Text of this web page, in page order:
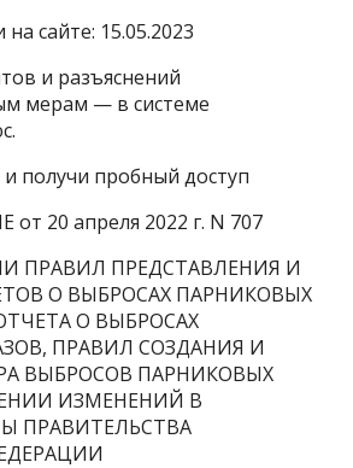
сайте: 15.05.2023
и разъяснений
мерам — в системе
и получи пробный доступ
20 апреля 2022 г. N 707
ПРАВИЛ ПРЕДСТАВЛЕНИЯ И
О ВЫБРОСАХ ПАРНИКОВЫХ
О ВЫБРОСАХ
ПРАВИЛ СОЗДАНИЯ И
ВЫБРОСОВ ПАРНИКОВЫХ
ИЗМЕНЕНИЙ В
ПРАВИТЕЛЬСТВА